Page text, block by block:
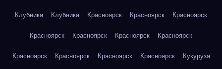
Клубника Клубника Красноярск Красноярск Красноярск
Красноярск Красноярск Красноярск Красноярск
Красноярск Красноярск Красноярск Красноярск Кукуруза